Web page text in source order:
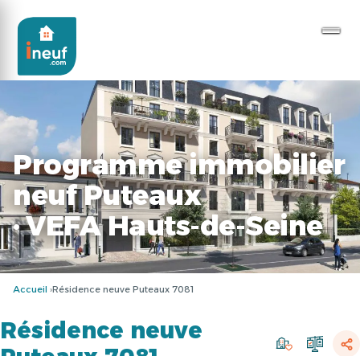
Programme immobilier
neuf Puteaux
· VEFA Hauts-de-Seine
Accueil Résidence neuve Puteaux 7081
Résidence neuve